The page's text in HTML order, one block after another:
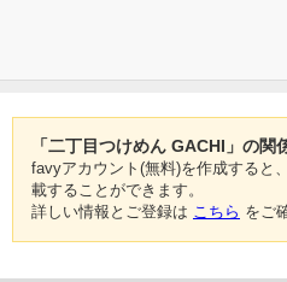
「二丁目つけめん GACHI」の関
favyアカウント(無料)を作成すると
載することができます。
詳しい情報とご登録は こちら をご